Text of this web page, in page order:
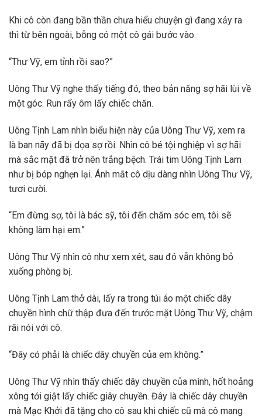
Khi cô còn đang bần thần chưa hiểu chuyện gì đang xảy ra
thì từ bên ngoài, bỗng có một cô gái bước vào.
“Thư Vỹ, em tỉnh rồi sao?”
Uông Thư Vỹ nghe thấy tiếng đó, theo bản năng sợ hãi lùi về
một góc. Run rẩy ôm lấy chiếc chăn.
Uông Tịnh Lam nhìn biểu hiện này của Uông Thư Vỹ, xem ra
là ban nãy đã bị dọa sợ rồi. Nhìn cô bé tội nghiệp vì sợ hãi
mà sắc mặt đã trở nên trắng bệch. Trái tim Uông Tịnh Lam
như bị bóp nghẹn lại. Ánh mắt cô dịu dàng nhìn Uông Thư Vỹ,
tươi cười.
“Em đừng sợ, tôi là bác sỹ, tôi đến chăm sóc em, tôi sẽ
không làm hại em.”
Uông Thư Vỹ nhìn cô như xem xét, sau đó vẫn không bỏ
xuống phòng bị.
Uông Tịnh Lam thở dài, lấy ra trong túi áo một chiếc dây
chuyền hình chữ thập đưa đến trước mặt Uông Thư Vỹ, chậm
rãi nói với cô.
“Đây có phải là chiếc dây chuyền của em không.”
Uông Thư Vỹ nhìn thấy chiếc dây chuyền của mình, hốt hoảng
xông tới giật lấy chiếc giây chuyền. Đây là chiếc dây chuyền
mà Mạc Khởi đã tặng cho cô sau khi chiếc cũ mà cô mang